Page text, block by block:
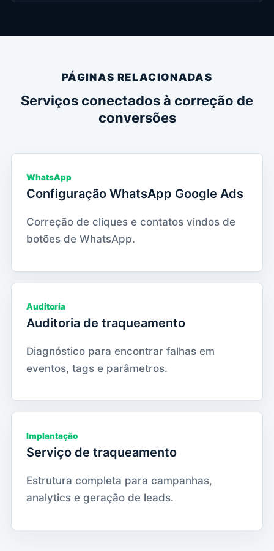
PÁGINAS RELACIONADAS
Serviços conectados à correção de
conversões
WhatsApp
Configuração WhatsApp Google Ads
Correção de cliques e contatos vindos de
botões de WhatsApp.
Auditoria
Auditoria de traqueamento
Diagnóstico para encontrar falhas em
eventos, tags e parâmetros.
Implantação
Serviço de traqueamento
Estrutura completa para campanhas,
analytics e geração de leads.